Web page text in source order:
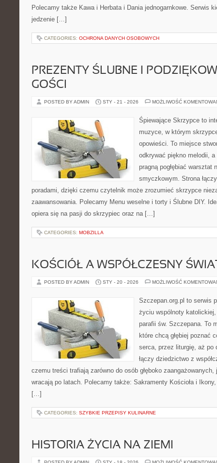
Polecamy także Kawa i Herbata i Dania jednogarnkowe. Serwis
jedzenie […]
CATEGORIES: OCHRONA DANYCH OSOBOWYCH
PREZENTY ŚLUBNE I
GOŚCI
POSTED BY ADMIN STY - 21 - 2026 MOŻLIWOŚĆ
Śpiewające Skrzypce to
muzyce, w którym
opowieści. To miejsce
odkrywać piękno melodii,
pragną pogłębiać warsztat
smyczkowym. Strona
poradami, dzięki czemu czytelnik może zrozumieć skrzypce
zaawansowania. Polecamy Menu weselne i torty i Ślubne DIY.
opiera się na pasji do skrzypiec oraz na […]
CATEGORIES: MOBZILLA
KOŚCIÓŁ A WSPÓŁCZESNY
POSTED BY ADMIN STY - 20 - 2026 MOŻLIWOŚĆ
Szczepan.org.pl to serwis
życiu wspólnoty
parafii św. Szczepana. To
które chcą głębiej poznać
serca, przez liturgię, aż po
łączy dziedzictwo z
czemu treści trafiają zarówno do osób głęboko
wracają po latach. Polecamy także: Sakramenty Kościoła i
[…]
CATEGORIES: SZYBKIE PRZEPISY KULINARNE
HISTORIA ŻYCIA NA ZIEMI